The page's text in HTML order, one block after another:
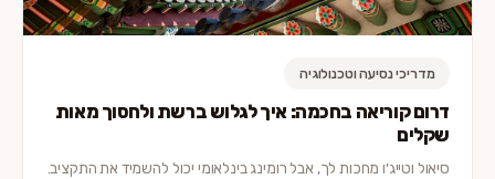
מדריכי נסיעה וטכנולוגיה
דרום קוריאה בחכמה: איך לגלוש ברשת ולחסוך מאות
שקלים
סיאול וטייג'ו מחכות לך, אבל רומינג בינלאומי יכול להשמיד את התקציב.